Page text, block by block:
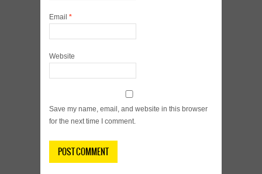
Email *
Website
Save my name, email, and website in this browser
for the next time I comment.